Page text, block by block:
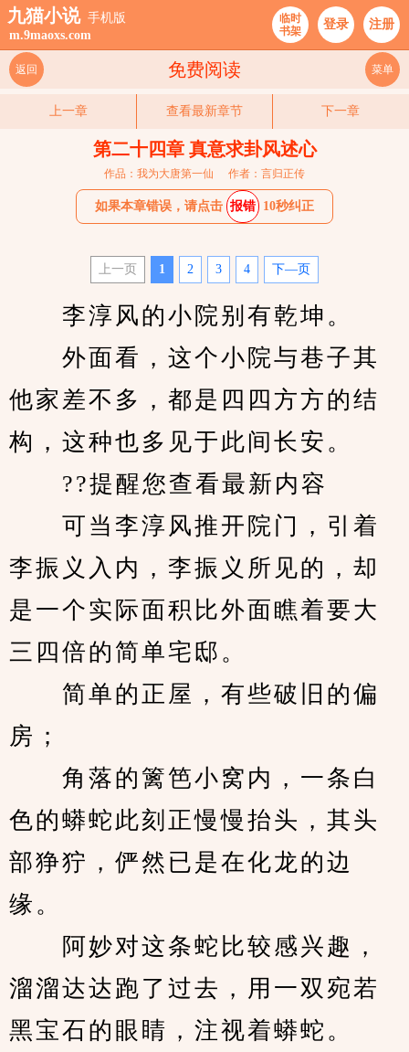
九猫小说 手机版
m.9maoxs.com
临时
书架
登录 注册
免费阅读
返回 菜单
上一章 查看最新章节 下一章
第二十四章 真意求卦风述心
作品：我为大唐第一仙 作者：言归正传
如果本章错误，请点击 报错 10秒纠正
上一页 1 2 3 4 下—页
李淳风的小院别有乾坤。
外面看，这个小院与巷子其
他家差不多，都是四四方方的结
构，这种也多见于此间长安。
??提醒您查看最新内容
可当李淳风推开院门，引着
李振义入内，李振义所见的，却
是一个实际面积比外面瞧着要大
三四倍的简单宅邸。
简单的正屋，有些破旧的偏
房；
角落的篱笆小窝内，一条白
色的蟒蛇此刻正慢慢抬头，其头
部狰狞，俨然已是在化龙的边
缘。
阿妙对这条蛇比较感兴趣，
溜溜达达跑了过去，用一双宛若
黑宝石的眼睛，注视着蟒蛇。